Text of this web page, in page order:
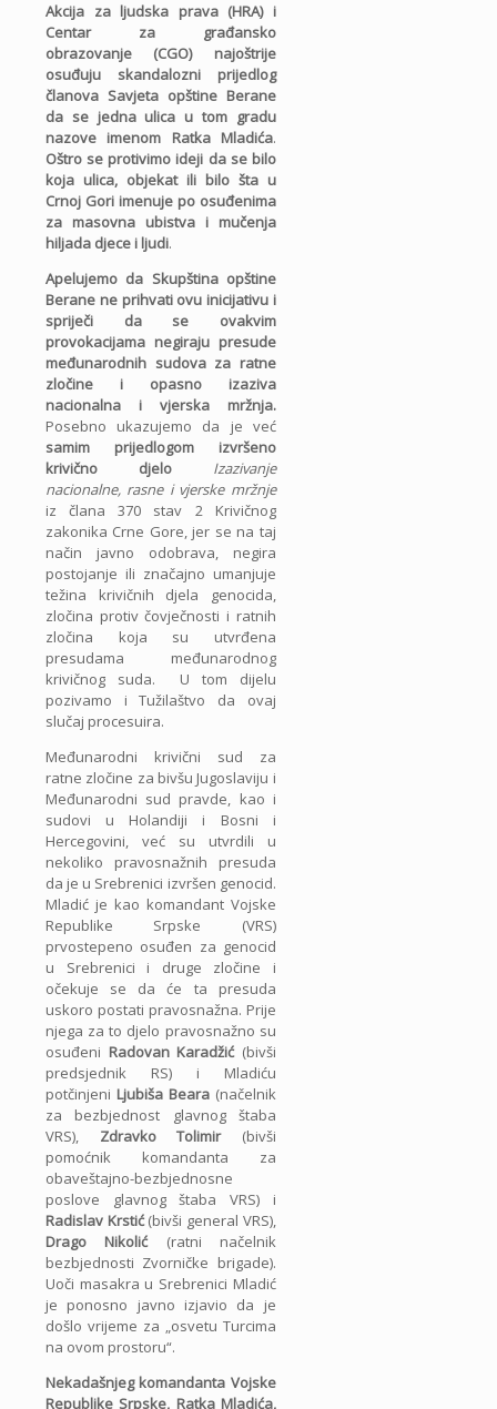
Akcija za ljudska prava (HRA) i
Centar za građansko
obrazovanje (CGO) najoštrije
osuđuju skandalozni prijedlog
članova Savjeta opštine Berane
da se jedna ulica u tom gradu
nazove imenom Ratka Mladića.
Oštro se protivimo ideji da se bilo
koja ulica, objekat ili bilo šta u
Crnoj Gori imenuje po osuđenima
za masovna ubistva i mučenja
hiljada djece i ljudi.
Apelujemo da Skupština opštine
Berane ne prihvati ovu inicijativu i
spriječi da se ovakvim
provokacijama negiraju presude
međunarodnih sudova za ratne
zločine i opasno izaziva
nacionalna i vjerska mržnja.
Posebno ukazujemo da je već
samim prijedlogom izvršeno
krivično djelo
Izazivanje
nacionalne, rasne i vjerske mržnje
iz člana 370 stav 2 Krivičnog
zakonika Crne Gore, jer se na taj
način javno odobrava, negira
postojanje ili značajno umanjuje
težina krivičnih djela genocida,
zločina protiv čovječnosti i ratnih
zločina koja su utvrđena
presudama međunarodnog
krivičnog suda. U tom dijelu
pozivamo i Tužilaštvo da ovaj
slučaj procesuira.
Međunarodni krivični sud za
ratne zločine za bivšu Jugoslaviju i
Međunarodni sud pravde, kao i
sudovi u Holandiji i Bosni i
Hercegovini, već su utvrdili u
nekoliko pravosnažnih presuda
da je u Srebrenici izvršen genocid.
Mladić je kao komandant Vojske
Republike Srpske (VRS)
prvostepeno osuđen za genocid
u Srebrenici i druge zločine i
očekuje se da će ta presuda
uskoro postati pravosnažna. Prije
njega za to djelo pravosnažno su
osuđeni Radovan Karadžić(bivši
predsjednik RS) i Mladiću
potčinjeni Ljubiša Beara(načelnik
za bezbjednost glavnog štaba
VRS), Zdravko Tolimir(bivši
pomoćnik komandanta za
obaveštajno-bezbjednosne
poslove glavnog štaba VRS) i
Radislav Krstić(bivši general VRS),
Drago Nikolić(ratni načelnik
bezbjednosti Zvorničke brigade).
Uoči masakra u Srebrenici Mladić
je ponosno javno izjavio da je
došlo vrijeme za „osvetu Turcima
na ovom prostoru“.
Nekadašnjeg komandanta Vojske
Republike Srpske, Ratka Mladića,